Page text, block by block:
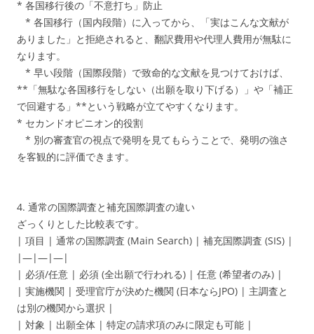
* 各国移行後の「不意打ち」防止
* 各国移行（国内段階）に入ってから、「実はこんな文献が
ありました」と拒絶されると、翻訳費用や代理人費用が無駄に
なります。
* 早い段階（国際段階）で致命的な文献を見つけておけば、
**「無駄な各国移行をしない（出願を取り下げる）」や「補正
で回避する」**という戦略が立てやすくなります。
* セカンドオピニオン的役割
* 別の審査官の視点で発明を見てもらうことで、発明の強さ
を客観的に評価できます。
4. 通常の国際調査と補充国際調査の違い
ざっくりとした比較表です。
| 項目 | 通常の国際調査 (Main Search) | 補充国際調査 (SIS) |
|—|—|—|
| 必須/任意 | 必須 (全出願で行われる) | 任意 (希望者のみ) |
| 実施機関 | 受理官庁が決めた機関 (日本ならJPO) | 主調査と
は別の機関から選択 |
| 対象 | 出願全体 | 特定の請求項のみに限定も可能 |